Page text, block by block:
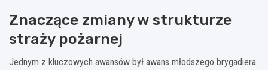
Znaczące zmiany w strukturze
straży pożarnej
Jednym z kluczowych awansów był awans młodszego brygadiera